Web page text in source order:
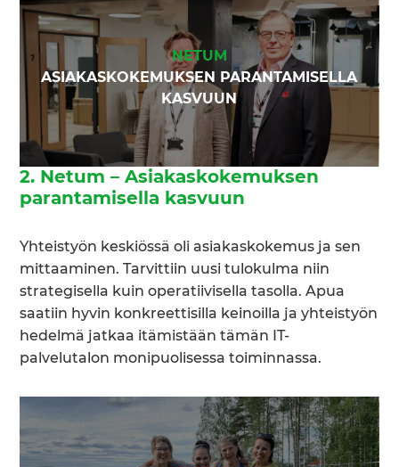
NETUM
ASIAKASKOKEMUKSEN PARANTAMISELLA
KASVUUN
2. Netum – Asiakaskokemuksen
parantamisella kasvuun
Yhteistyön keskiössä oli asiakaskokemus ja sen
mittaaminen. Tarvittiin uusi tulokulma niin
strategisella kuin operatiivisella tasolla. Apua
saatiin hyvin konkreettisilla keinoilla ja yhteistyön
hedelmä jatkaa itämistään tämän IT-
palvelutalon monipuolisessa toiminnassa.